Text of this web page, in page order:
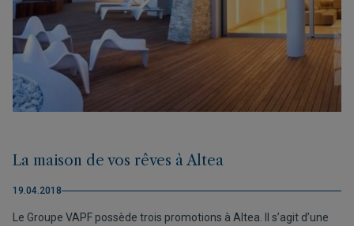
La maison de vos rêves à Altea
19.04.2018
Le Groupe VAPF possède trois promotions à Altea. Il s’agit d’une